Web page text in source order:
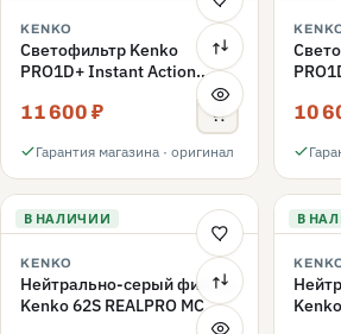
KENKO
Светофильтр Kenko
PRO1D+ Instant Action
Variable NDX3-450+C-PLS
переменной плотности
11 600 ₽
Гарантия магазина · оригинал
10
В НАЛИЧИИ
KENKO
Нейтрально-серый фильтр
Kenko 62S REALPRO MC
В